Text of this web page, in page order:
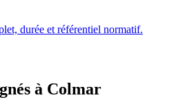
durée et référentiel normatif.
à Colmar